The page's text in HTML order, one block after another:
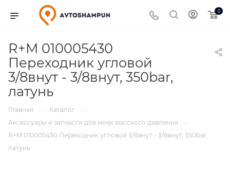
0
R+M 010005430
Переходник угловой
3/8внут - 3/8внут, 350bar,
латунь
Главная — Каталог —
Аксессуары и запчасти для моек высокого давления
—
R+M 010005430 Переходник угловой 3/8внут - 3/8внут, 350bar,
латунь